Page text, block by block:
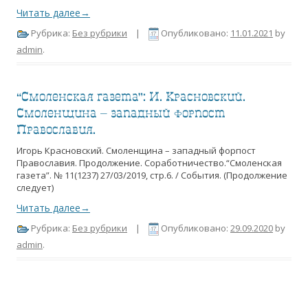
Читать далее→
Рубрика: Без рубрики | Опубликовано: 11.01.2021 by
admin.
“Смоленская газета”: И. Красновский.
Смоленщина – западный форпост
Православия.
Игорь Красновский. Смоленщина – западный форпост
Православия. Продолжение. Соработничество.“Смоленская
газета”. № 11(1237) 27/03/2019, стр.6. / События. (Продолжение
следует)
Читать далее→
Рубрика: Без рубрики | Опубликовано: 29.09.2020 by
admin.